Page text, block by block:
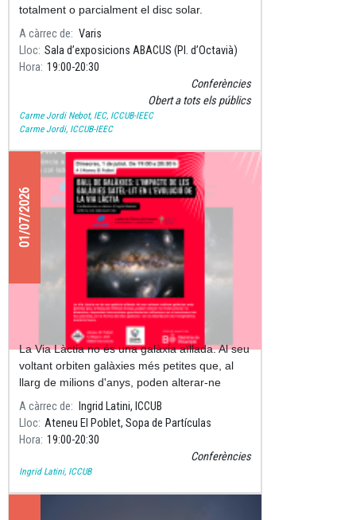
totalment o parcialment el disc solar.
A càrrec de
Varis
Lloc Sala d’exposicions ABACUS (Pl. d’Octavià)
Hora 19:00 20:30
Conferències
Obert a tots els públics
Carme Jordi Nebot, IEC, ICCUB-IEEC
Carme Jordi, ICCUB-IEEC
01/07/2026
Ball de galàxies: l'impacte de les
galàxies satèl·lit en l'evolució de la
Via Làctia
La Via Làctia no és una galàxia aïllada. Al seu
voltant orbiten galàxies més petites que, al
llarg de milions d'anys, poden alterar-ne
l'estructura i la dinàmica.
A càrrec de
Ingrid Latini, ICCUB
Lloc Ateneu El Poblet, Sopa de Partículas
Hora 19:00 20:30
Conferències
Ingrid Latini, ICCUB